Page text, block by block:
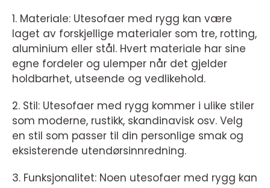
1. Materiale: Utesofaer med rygg kan være
laget av forskjellige materialer som tre, rotting,
aluminium eller stål. Hvert materiale har sine
egne fordeler og ulemper når det gjelder
holdbarhet, utseende og vedlikehold.
2. Stil: Utesofaer med rygg kommer i ulike stiler
som moderne, rustikk, skandinavisk osv. Velg
en stil som passer til din personlige smak og
eksisterende utendørsinnredning.
3. Funksjonalitet: Noen utesofaer med rygg kan